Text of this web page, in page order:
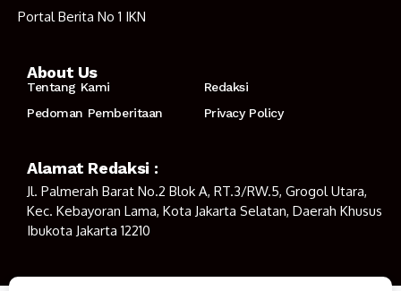
Portal Berita No 1 IKN
About Us
Tentang Kami
Redaksi
Pedoman Pemberitaan
Privacy Policy
Alamat Redaksi :
Jl. Palmerah Barat No.2 Blok A, RT.3/RW.5, Grogol Utara,
Kec. Kebayoran Lama, Kota Jakarta Selatan, Daerah Khusus
Ibukota Jakarta 12210